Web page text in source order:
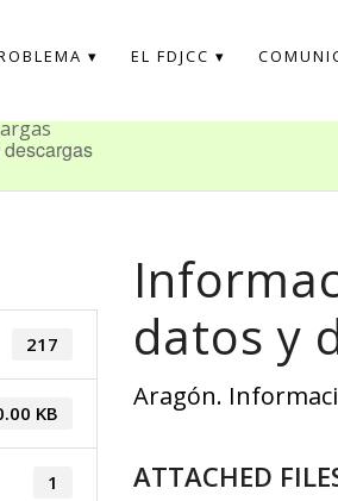
EL FDJCC
217
KB
1
datos y
Aragón.
ATTACHED